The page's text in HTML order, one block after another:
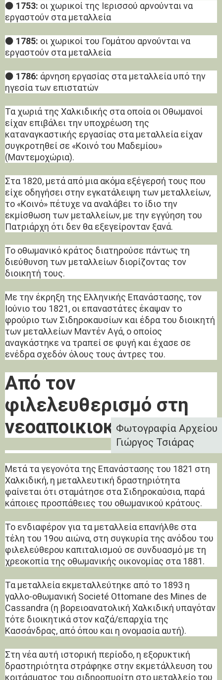
⚫ 1753: οι χωρικοί της Ιερισσού αρνούνται να
εργαστούν στα μεταλλεία
⚫ 1785: οι χωρικοί του Γομάτου αρνούνται να
εργαστούν στα μεταλλεία
⚫ 1786: άρνηση εργασίας στα μεταλλεία υπό την
ηγεσία των επιστατών
Τα χωριά της Χαλκιδικής στα οποία οι Οθωμανοί
είχαν επιβάλει την υποχρέωση της
καταναγκαστικής εργασίας στα μεταλλεία είχαν
συγκροτηθεί σε «Κοινό του Μαδεμίου»
(Μαντεμοχώρια).
Στα 1820, μετά από μια ακόμα εξέγερσή τους που
είχε οδηγήσει στην εγκατάλειψη των μεταλλείων,
το «Κοινό» πέτυχε να αναλάβει το ίδιο την
εκμίσθωση των μεταλλείων, με την εγγύηση του
Πατριάρχη ότι δεν θα εξεγείρονταν ξανά.
Το οθωμανικό κράτος διατηρούσε πάντως τη
διεύθυνση των μεταλλείων διορίζοντας τον
διοικητή τους.
Με την έκρηξη της Ελληνικής Επανάστασης, τον
Ιούνιο του 1821, οι επαναστάτες έκαψαν το
φρούριο των Σιδηροκαυσίων και έδρα του διοικητή
των μεταλλείων Μαντέν Αγά, ο οποίος
αναγκάστηκε να τραπεί σε φυγή και έχασε σε
ενέδρα σχεδόν όλους τους άντρες του.
Από τον
φιλελευθερισμό στη
νεοαποικιοκρατίαΦωτογραφία Αρχείου
Γιώργος Τσιάρας
Μετά τα γεγονότα της Επανάστασης του 1821 στη
Χαλκιδική, η μεταλλευτική δραστηριότητα
φαίνεται ότι σταμάτησε στα Σιδηροκαύσια, παρά
κάποιες προσπάθειες του οθωμανικού κράτους.
Το ενδιαφέρον για τα μεταλλεία επανήλθε στα
τέλη του 19ου αιώνα, στη συγκυρία της ανόδου του
φιλελεύθερου καπιταλισμού σε συνδυασμό με τη
χρεοκοπία της οθωμανικής οικονομίας στα 1881.
Τα μεταλλεία εκμεταλλεύτηκε από το 1893 η
γαλλο-οθωμανική Societé Ottomane des Mines de
Cassandra (η βορειοανατολική Χαλκιδική υπαγόταν
τότε διοικητικά στον καζά/επαρχία της
Κασσάνδρας, από όπου και η ονομασία αυτή).
Στη νέα αυτή ιστορική περίοδο, η εξορυκτική
δραστηριότητα στράφηκε στην εκμετάλλευση του
κοιτάσματος του σιδηροπυρίτη στο μεταλλείο του